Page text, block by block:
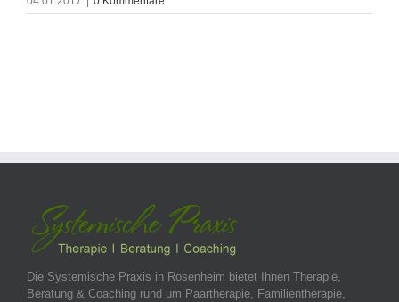
Die Systemische Praxis in Rosenheim bietet Ihnen Therapie,
Beratung & Coaching rund um Paartherapie, Familientherapie,